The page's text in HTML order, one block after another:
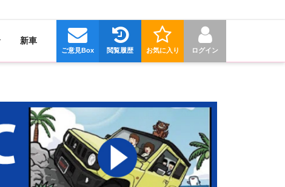
新車
ログイン
お気に入り
閲覧履歴
ご意見Box